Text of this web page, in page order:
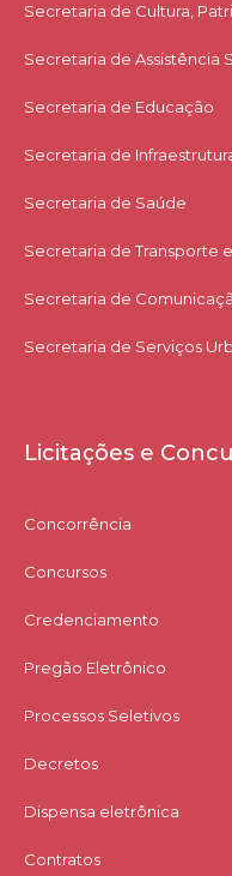
Secretaria de Cultura,
Secretaria de Assistência
Secretaria de Educação
Secretaria de
Secretaria de Saúde
Secretaria de Transporte
Secretaria de
Secretaria de Serviços
Licitações e
Concorrência
Concursos
Credenciamento
Pregão Eletrônico
Processos Seletivos
Decretos
Dispensa eletrônica
Contratos